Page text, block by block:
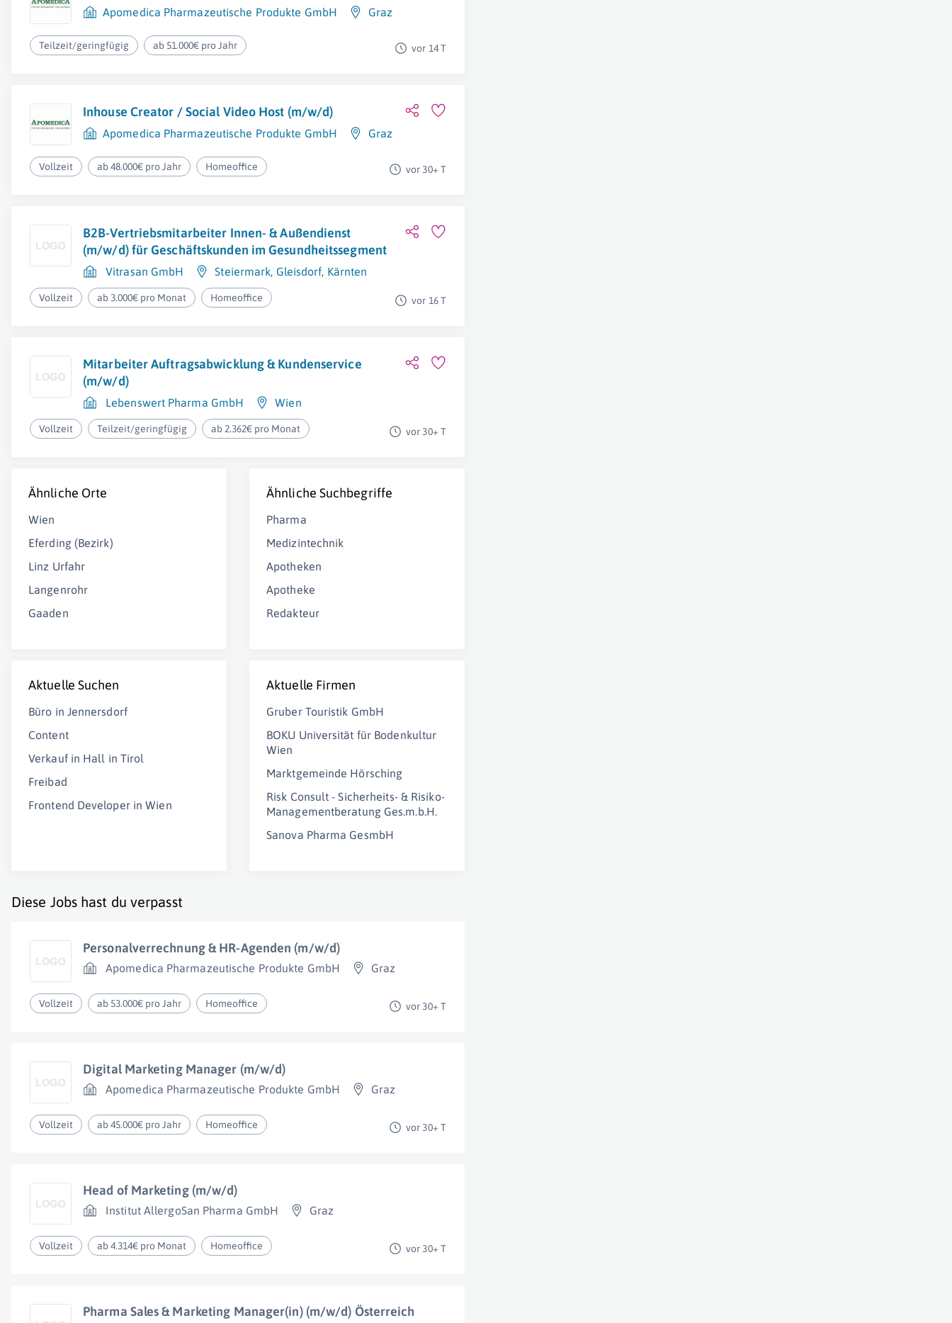
Apomedica Pharmazeutische Produkte GmbH Graz
Teilzeit/geringfügig ab 51.000€ pro Jahr vor 14 T
Inhouse Creator / Social Video Host (m/w/d)
Apomedica Pharmazeutische Produkte GmbH Graz
Vollzeit ab 48.000€ pro Jahr Homeoffice vor 30+ T
B2B-Vertriebsmitarbeiter Innen- & Außendienst
(m/w/d) für Geschäftskunden im Gesundheitssegment
Vitrasan GmbH Steiermark, Gleisdorf, Kärnten
Vollzeit ab 3.000€ pro Monat Homeoffice vor 16 T
Mitarbeiter Auftragsabwicklung & Kundenservice
(m/w/d)
Lebenswert Pharma GmbH Wien
Vollzeit Teilzeit/geringfügig ab 2.362€ pro Monat vor 30+ T
Ähnliche Orte
Wien
Eferding (Bezirk)
Linz Urfahr
Langenrohr
Gaaden
Ähnliche Suchbegriffe
Pharma
Medizintechnik
Apotheken
Apotheke
Redakteur
Aktuelle Suchen
Büro in Jennersdorf
Content
Verkauf in Hall in Tirol
Freibad
Frontend Developer in Wien
Aktuelle Firmen
Gruber Touristik GmbH
BOKU Universität für Bodenkultur
Wien
Marktgemeinde Hörsching
Risk Consult - Sicherheits- & Risiko-
Managementberatung Ges.m.b.H.
Sanova Pharma GesmbH
Diese Jobs hast du verpasst
Personalverrechnung & HR-Agenden (m/w/d)
Apomedica Pharmazeutische Produkte GmbH Graz
Vollzeit ab 53.000€ pro Jahr Homeoffice vor 30+ T
Digital Marketing Manager (m/w/d)
Apomedica Pharmazeutische Produkte GmbH Graz
Vollzeit ab 45.000€ pro Jahr Homeoffice vor 30+ T
Head of Marketing (m/w/d)
Institut AllergoSan Pharma GmbH Graz
Vollzeit ab 4.314€ pro Monat Homeoffice vor 30+ T
Pharma Sales & Marketing Manager(in) (m/w/d) Österreich